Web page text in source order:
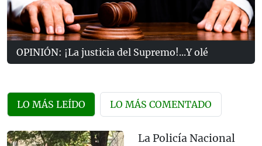
OPINIÓN: ¡La justicia del Supremo!...Y olé
LO MÁS LEÍDO LO MÁS COMENTADO
La Policía Nacional